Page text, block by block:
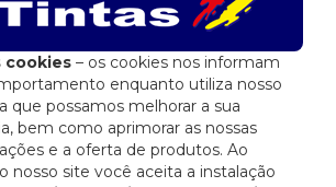
Fidalgo EPP | 04.557.284/0001-72
cookies – os cookies nos informam
enquanto utiliza nosso
que possamos melhorar a sua
bem como aprimorar as nossas
e a oferta de produtos. Ao
nosso site você aceita a instalação